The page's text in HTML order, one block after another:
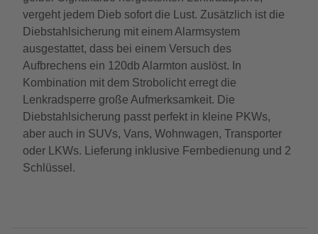
vergeht jedem Dieb sofort die Lust. Zusätzlich ist die
Diebstahlsicherung mit einem Alarmsystem
ausgestattet, dass bei einem Versuch des
Aufbrechens ein 120db Alarmton auslöst. In
Kombination mit dem Strobolicht erregt die
Lenkradsperre große Aufmerksamkeit. Die
Diebstahlsicherung passt perfekt in kleine PKWs,
aber auch in SUVs, Vans, Wohnwagen, Transporter
oder LKWs. Lieferung inklusive Fernbedienung und 2
Schlüssel.